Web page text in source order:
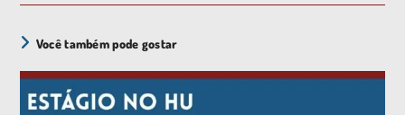
Você também pode gostar